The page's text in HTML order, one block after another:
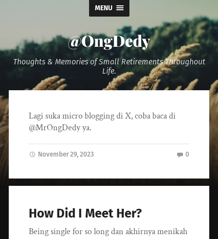
MENU
@OngDedy
Thoughts & Memories of Small Retirements Throughout
Life.
Lagi suka micro blogging di X, coba baca di
@MrOngDedy ya.
November 29, 2023 0
How Did I Meet Her?
Being single for so long dan akhirnya menikah